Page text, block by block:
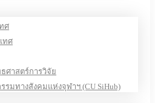
ศ
ทศ
าสตร์การวิจัย
รมทางสังคมแห่งจุฬาฯ (CU SiHub)